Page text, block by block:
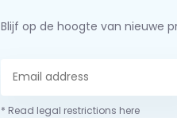
Blijf op de hoogte van nieuwe
* Read legal restrictions here